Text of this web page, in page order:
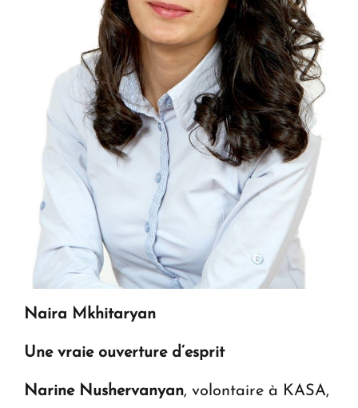
Naira Mkhitaryan
Une vraie ouverture d’esprit
Narine Nushervanyan, volontaire à KASA,